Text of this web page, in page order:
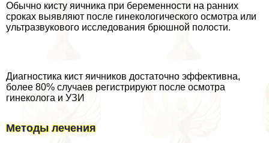
Обычно кисту яичника при беременности на ранних
сроках выявляют после гинекологического осмотра или
ультразвукового исследования брюшной полости.
Диагностика кист яичников достаточно эффективна,
более 80% случаев регистрируют после осмотра
гинеколога и УЗИ
Методы лечения